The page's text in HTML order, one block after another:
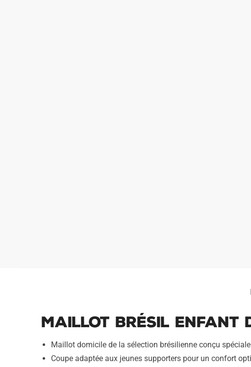
Maillot Brésil Enfant
Maillot domicile de la sélection brésilienne conçu
Coupe adaptée aux jeunes supporters pour un confort